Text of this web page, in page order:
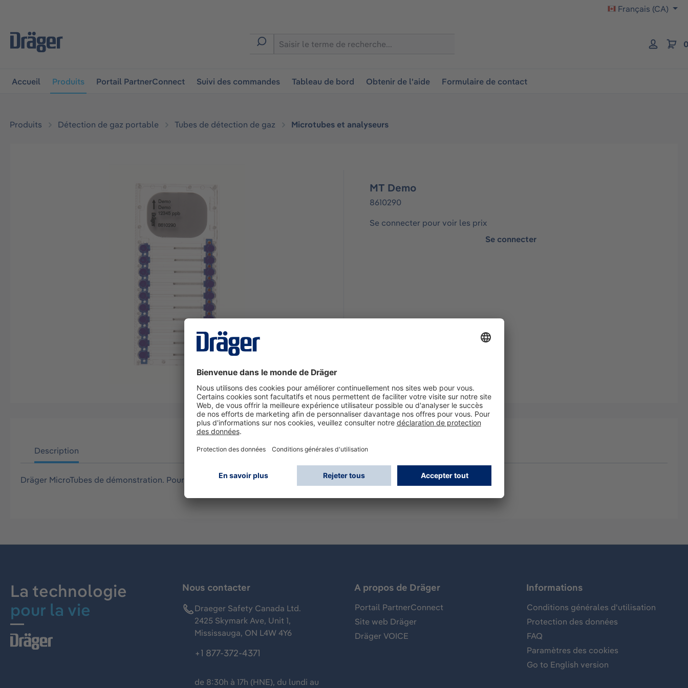
Français (CA)
Accueil Produits Portail PartnerConnect Suivi des commandes Tableau de bord Obtenir de l'aide Formulaire de contact
Produits Détection de gaz portable Tubes de détection de gaz Microtubes et analyseurs
MT Demo
8610290
Se connecter pour voir les prix
Se connecter
Description
Dräger MicroTubes de démonstration. Pour s'entraîner à la prise de mesure avec le Dräger X-act 7000. 10 mesures possibles.
La technologie
pour la vie
Nous contacter
Draeger Safety Canada Ltd.
2425 Skymark Ave, Unit 1,
Mississauga, ON L4W 4Y6
+1 877-372-4371
de 8:30h à 17h (HNE), du lundi au
A propos de Dräger
Portail PartnerConnect
Site web Dräger
Dräger VOICE
Informations
Conditions générales d'utilisation
Protection des données
FAQ
Paramètres des cookies
Go to English version